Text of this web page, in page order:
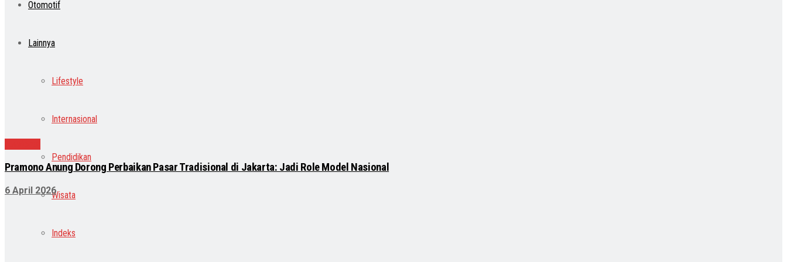
Otomotif
Lainnya
Lifestyle
Internasional
Pendidikan
Wisata
Indeks
Pramono Anung Dorong Perbaikan Pasar Tradisional di Jakarta: Jadi Role Model Nasional
6 April 2026